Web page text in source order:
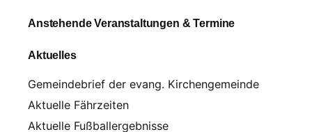
Anstehende Veranstaltungen & Termine
Aktuelles
Gemeindebrief der evang. Kirchengemeinde
Aktuelle Fährzeiten
Aktuelle Fußballergebnisse